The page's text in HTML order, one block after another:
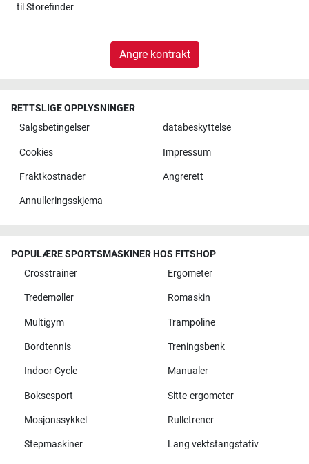
til Storefinder
Angre kontrakt
RETTSLIGE OPPLYSNINGER
Salgsbetingelser
databeskyttelse
Cookies Impressum
Fraktkostnader Angrerett
Annulleringsskjema
POPULÆRE SPORTSMASKINER HOS FITSHOP
Crosstrainer
Ergometer
Tredemøller Romaskin
Multigym Trampoline
Bordtennis Treningsbenk
Indoor Cycle Manualer
Boksesport Sitte-ergometer
Mosjonssykkel Rulletrener
Stepmaskiner Lang vektstangstativ